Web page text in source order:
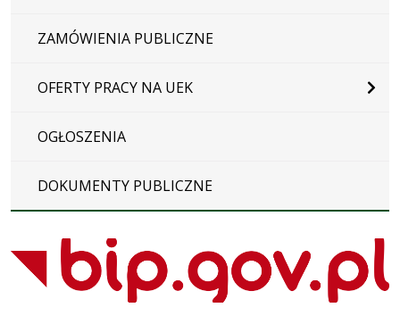
ZAMÓWIENIA PUBLICZNE
OFERTY PRACY NA UEK
OGŁOSZENIA
DOKUMENTY PUBLICZNE